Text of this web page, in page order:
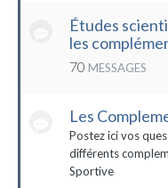
Études
les
70 MESSAGES
Les
Postez ici vos
différents
Sportive